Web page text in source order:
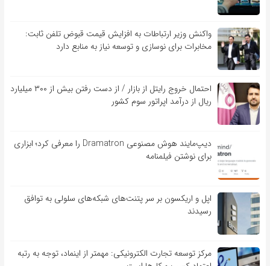
واکنش وزیر ارتباطات به افزایش قیمت قبوض تلفن ثابت:
مخابرات برای نوسازی و توسعه نیاز به منابع دارد
احتمال خروج رایتل از بازار / از دست رفتن بیش از ۳۰۰ میلیارد
ریال از درآمد اپراتور سوم کشور
دیپ‌مایند هوش مصنوعی Dramatron را معرفی کرد؛ ابزاری
برای نوشتن فیلمنامه
اپل و اریکسون بر سر پتنت‌های شبکه‌های سلولی به توافق
رسیدند
مرکز توسعه تجارت الکترونیکی: مهمتر از اینماد، توجه به رتبه